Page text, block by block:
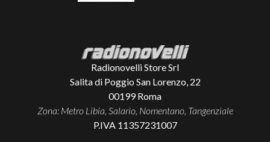
Radionovelli Store Srl
Salita di Poggio San Lorenzo, 22
00199 Roma
Zona: Metro Libia, Salario, Nomentano, Tangenziale
P.IVA 11357231007